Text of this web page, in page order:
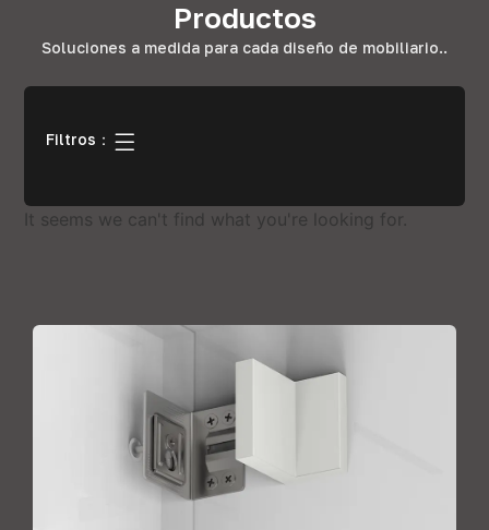
Productos
Soluciones a medida para cada diseño de mobiliario..
Filtros：
It seems we can't find what you're looking for